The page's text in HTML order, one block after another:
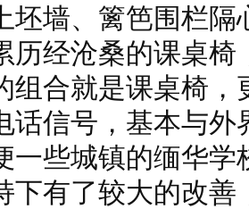
坯墙、篱笆围栏隔
历经沧桑的课桌椅
组合就是课桌椅，
话信号，基本与外
一些城镇的缅华
下有了较大的改